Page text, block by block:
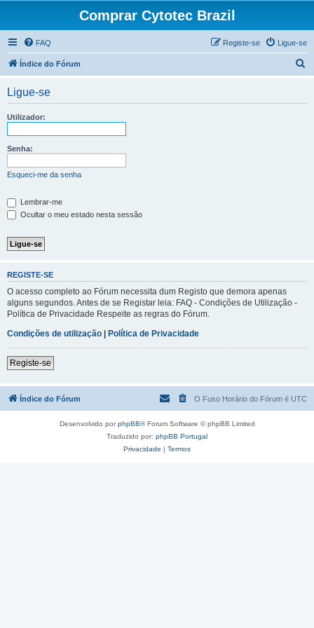
Comprar Cytotec Brazil
FAQ Ligue-se
Registe-se
Índice do Fórum
Ligue-se
Utilizador:
Senha:
Esqueci-me da senha
Lembrar-me
Ocultar o meu estado nesta sessão
REGISTE-SE
O acesso completo ao Fórum necessita dum Registo que demora apenas
alguns segundos. Antes de se Registar leia: FAQ - Condições de Utilização -
Política de Privacidade Respeite as regras do Fórum.
Condições de utilização | Política de Privacidade
Registe-se
Índice do Fórum O Fuso Horário do Fórum é UTC
Desenvolvido porphpBB® Forum Software © phpBB Limited
Traduzido por: phpBB Portugal
Privacidade | Termos